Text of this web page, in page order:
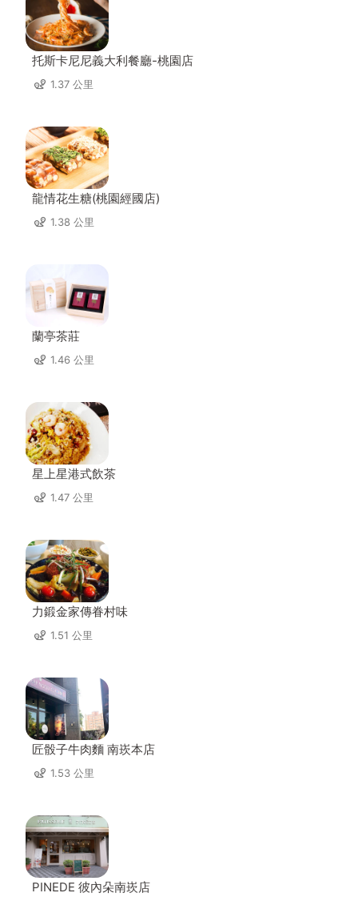
托斯卡尼尼義大利餐廳-桃園店
1.37 公里
龍情花生糖(桃園經國店)
1.38 公里
蘭亭茶莊
1.46 公里
星上星港式飲茶
1.47 公里
力鍛金家傳眷村味
1.51 公里
匠骰子牛肉麵 南崁本店
1.53 公里
PINEDE 彼內朵南崁店